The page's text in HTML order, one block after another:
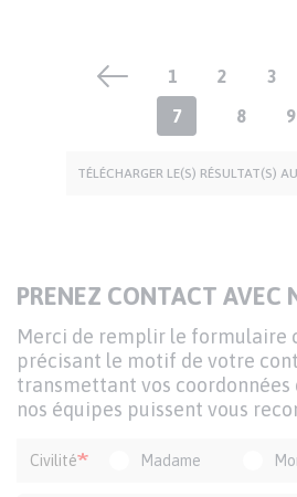
Pagination Page
1 Page
2 3
Page
7 Page
8 9
TÉLÉCHARGER LE(S) RÉSULTAT(S)
TITRE
FORMULAIRE
PRENEZ CONTACT AVEC
Texte
d'introduction
Merci de remplir le formulaire
précisant le motif de votre
transmettant vos coordonnées
nos équipes puissent vous
Formulaire
Civilité Madame